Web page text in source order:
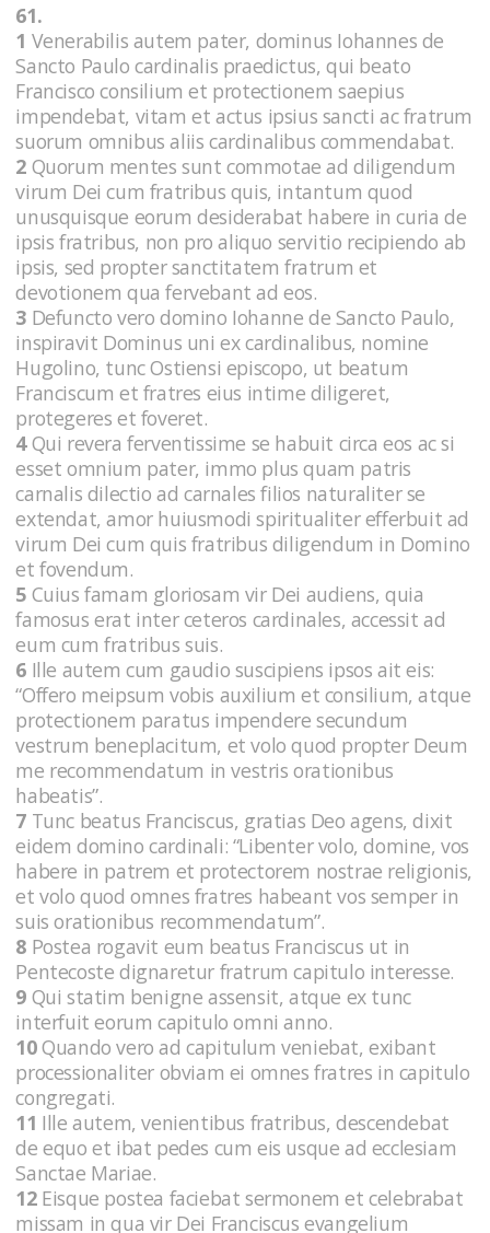
61.
1 Venerabilis autem pater, dominus Iohannes de
Sancto Paulo cardinalis praedictus, qui beato
Francisco consilium et protectionem saepius
impendebat, vitam et actus ipsius sancti ac fratrum
suorum omnibus aliis cardinalibus commendabat.
2 Quorum mentes sunt commotae ad diligendum
virum Dei cum fratribus quis, intantum quod
unusquisque eorum desiderabat habere in curia de
ipsis fratribus, non pro aliquo servitio recipiendo ab
ipsis, sed propter sanctitatem fratrum et
devotionem qua fervebant ad eos.
3 Defuncto vero domino Iohanne de Sancto Paulo,
inspiravit Dominus uni ex cardinalibus, nomine
Hugolino, tunc Ostiensi episcopo, ut beatum
Franciscum et fratres eius intime diligeret,
protegeres et foveret.
4Qui revera ferventissime se habuit circa eos ac si
esset omnium pater, immo plus quam patris
carnalis dilectio ad carnales filios naturaliter se
extendat, amor huiusmodi spiritualiter efferbuit ad
virum Dei cum quis fratribus diligendum in Domino
et fovendum.
5 Cuius famam gloriosam vir Dei audiens, quia
famosus erat inter ceteros cardinales, accessit ad
eum cum fratribus suis.
6 Ille autem cum gaudio suscipiens ipsos ait eis:
“Offero meipsum vobis auxilium et consilium, atque
protectionem paratus impendere secundum
vestrum beneplacitum, et volo quod propter Deum
me recommendatum in vestris orationibus
habeatis”.
7 Tunc beatus Franciscus, gratias Deo agens, dixit
eidem domino cardinali: “Libenter volo, domine, vos
habere in patrem et protectorem nostrae religionis,
et volo quod omnes fratres habeant vos semper in
suis orationibus recommendatum”.
8 Postea rogavit eum beatus Franciscus ut in
Pentecoste dignaretur fratrum capitulo interesse.
9 Qui statim benigne assensit, atque ex tunc
interfuit eorum capitulo omni anno.
10Quando vero ad capitulum veniebat, exibant
processionaliter obviam ei omnes fratres in capitulo
congregati.
11 Ille autem, venientibus fratribus, descendebat
de equo et ibat pedes cum eis usque ad ecclesiam
Sanctae Mariae.
12Eisque postea faciebat sermonem et celebrabat
missam in qua vir Dei Franciscus evangelium